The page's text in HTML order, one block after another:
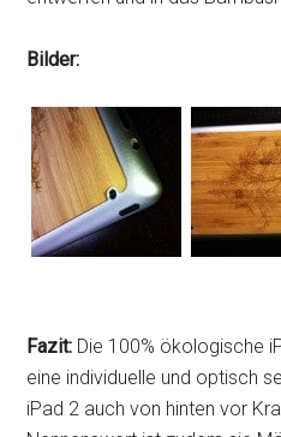
Bilder:
Fazit: Die 100% ökologische
eine individuelle und optisch
iPad 2 auch von hinten vor